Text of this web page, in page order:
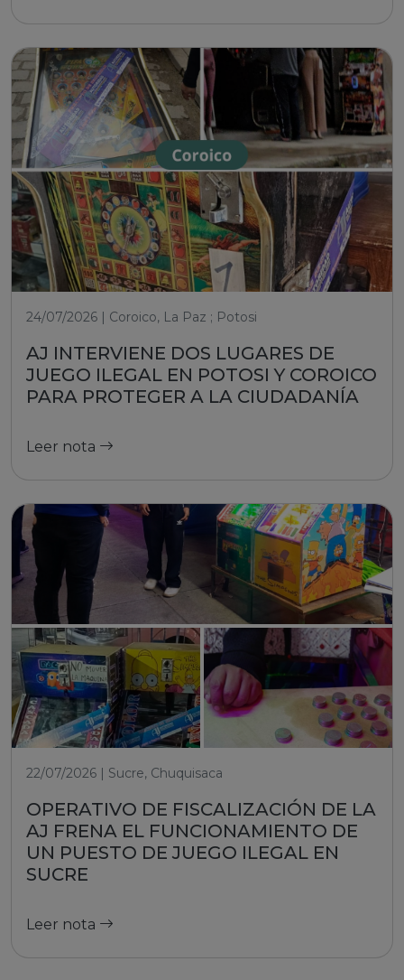
24/07/2026 | Coroico, La Paz ; Potosi
AJ INTERVIENE DOS LUGARES DE
JUEGO ILEGAL EN POTOSI Y COROICO
PARA PROTEGER A LA CIUDADANÍA
Leer nota
22/07/2026 | Sucre, Chuquisaca
OPERATIVO DE FISCALIZACIÓN DE LA
AJ FRENA EL FUNCIONAMIENTO DE
UN PUESTO DE JUEGO ILEGAL EN
SUCRE
Leer nota